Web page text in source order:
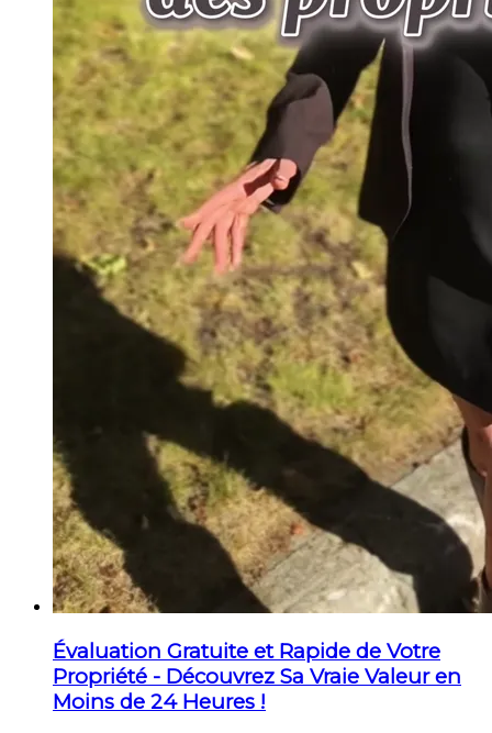
Évaluation Gratuite et Rapide de Votre
Propriété - Découvrez Sa Vraie Valeur en
Moins de 24 Heures !